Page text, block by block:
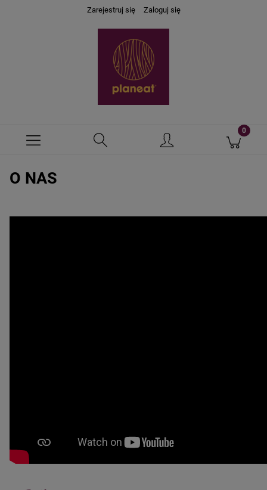
Zarejestruj się Zaloguj się
O NAS